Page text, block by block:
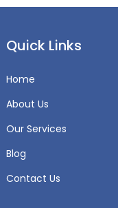
Quick Links
Home
About Us
Our Services
Blog
Contact Us